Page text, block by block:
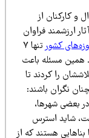
از
فراوان
کشور
تنها ۷
مسئله باعث
را کردند تا
باشند:
شهرها،
استرس
هستند که از